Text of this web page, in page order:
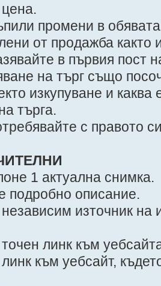
промени в
от продажба
в първия пост
на търг също
изкупуване и каква
търга.
с правото
1 актуална снимка.
подробно описание.
източник
линк към
към уебсайт,